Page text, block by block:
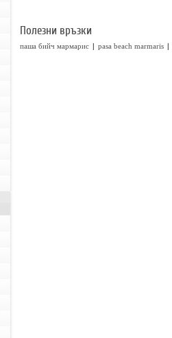
Полезни връзки
паша бийч мармарис | pasa beach marmaris |